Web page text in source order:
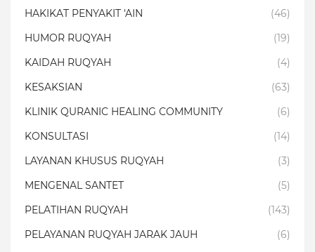
HAKIKAT PENYAKIT 'AIN
(46)
HUMOR RUQYAH
(19)
KAIDAH RUQYAH
(4)
KESAKSIAN
(63)
KLINIK QURANIC HEALING COMMUNITY
(6)
KONSULTASI
(14)
LAYANAN KHUSUS RUQYAH
(3)
MENGENAL SANTET
(5)
PELATIHAN RUQYAH
(143)
PELAYANAN RUQYAH JARAK JAUH
(6)